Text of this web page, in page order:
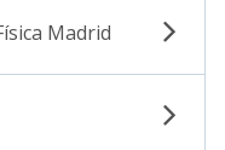
Madrid